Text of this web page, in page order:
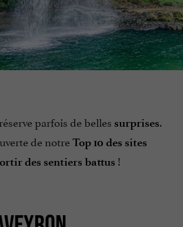
parfois de belles surprises.
de notreTop 10 des sites
des sentiers battus !